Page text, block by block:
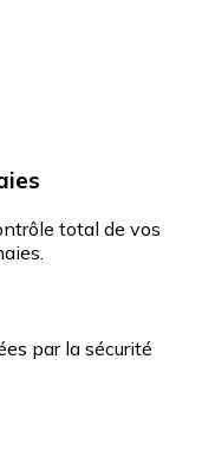
total de vos
par la sécurité